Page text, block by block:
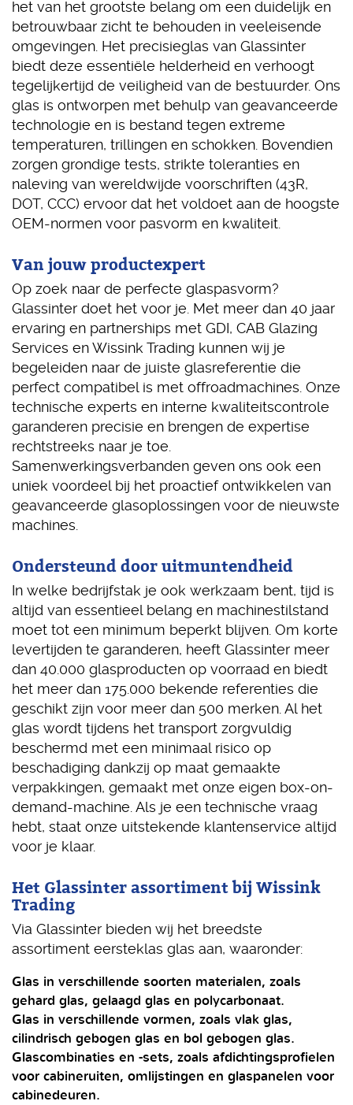
het van het grootste belang om een duidelijk en
betrouwbaar zicht te behouden in veeleisende
omgevingen. Het precisieglas van Glassinter
biedt deze essentiële helderheid en verhoogt
tegelijkertijd de veiligheid van de bestuurder. Ons
glas is ontworpen met behulp van geavanceerde
technologie en is bestand tegen extreme
temperaturen, trillingen en schokken. Bovendien
zorgen grondige tests, strikte toleranties en
naleving van wereldwijde voorschriften (43R,
DOT, CCC) ervoor dat het voldoet aan de hoogste
OEM-normen voor pasvorm en kwaliteit.
Van jouw productexpert
Op zoek naar de perfecte glaspasvorm?
Glassinter doet het voor je. Met meer dan 40 jaar
ervaring en partnerships met GDI, CAB Glazing
Services en Wissink Trading kunnen wij je
begeleiden naar de juiste glasreferentie die
perfect compatibel is met offroadmachines. Onze
technische experts en interne kwaliteitscontrole
garanderen precisie en brengen de expertise
rechtstreeks naar je toe.
Samenwerkingsverbanden geven ons ook een
uniek voordeel bij het proactief ontwikkelen van
geavanceerde glasoplossingen voor de nieuwste
machines.
Ondersteund door uitmuntendheid
In welke bedrijfstak je ook werkzaam bent, tijd is
altijd van essentieel belang en machinestilstand
moet tot een minimum beperkt blijven. Om korte
levertijden te garanderen, heeft Glassinter meer
dan 40.000 glasproducten op voorraad en biedt
het meer dan 175.000 bekende referenties die
geschikt zijn voor meer dan 500 merken. Al het
glas wordt tijdens het transport zorgvuldig
beschermd met een minimaal risico op
beschadiging dankzij op maat gemaakte
verpakkingen, gemaakt met onze eigen box-on-
demand-machine. Als je een technische vraag
hebt, staat onze uitstekende klantenservice altijd
voor je klaar.
Het Glassinter assortiment bij Wissink
Trading
Via Glassinter bieden wij het breedste
assortiment eersteklas glas aan, waaronder:
Glas in verschillende soorten materialen, zoals
gehard glas, gelaagd glas en polycarbonaat.
Glas in verschillende vormen, zoals vlak glas,
cilindrisch gebogen glas en bol gebogen glas.
Glascombinaties en -sets, zoals afdichtingsprofielen
voor cabineruiten, omlijstingen en glaspanelen voor
cabinedeuren.